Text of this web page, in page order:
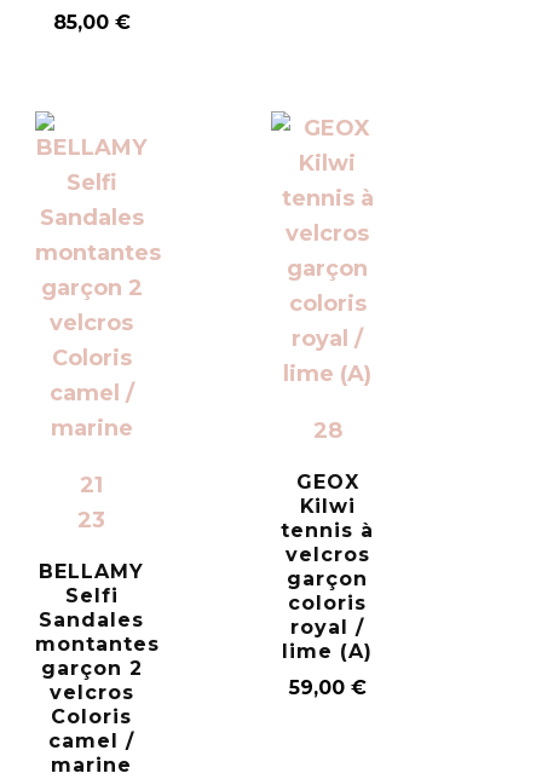
85,00 €
21
23
BELLAMY
Selfi
Sandales
montantes
garçon 2
velcros
Coloris
camel /
marine
28
GEOX
Kilwi
tennis à
velcros
garçon
coloris
royal /
lime (A)
59,00 €